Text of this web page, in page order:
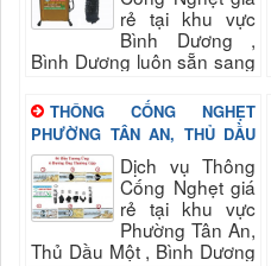
rẻ tại khu vực
Bình Dương ,
Bình Dương luôn sẵn sang
và đảm bảo uy tín, chất
lượng hài long quý...
THÔNG CỐNG NGHẸT
PHƯỜNG TÂN AN, THỦ DẦU
MỘT , BÌNH DƯƠNGDịch vụ Thông
Cống Nghẹt giá
rẻ tại khu vực
Phường Tân An,
Thủ Dầu Một , Bình Dương